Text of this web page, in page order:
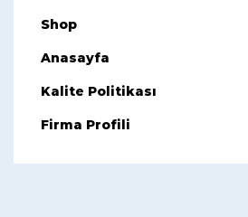
Shop
Anasayfa
Kalite Politikası
Firma Profili